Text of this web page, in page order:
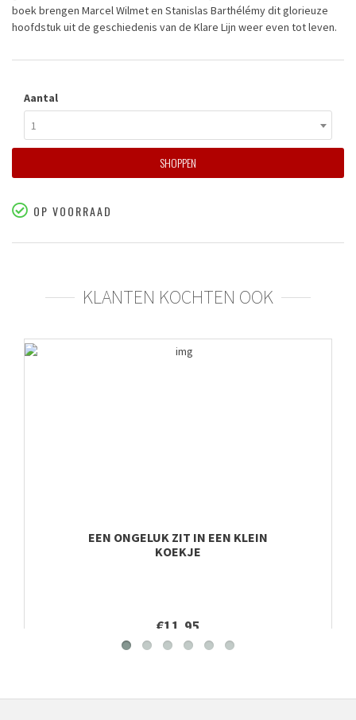
boek brengen Marcel Wilmet en Stanislas Barthélémy dit glorieuze
hoofdstuk uit de geschiedenis van de Klare Lijn weer even tot leven.
Aantal
1
SHOPPEN
OP VOORRAAD
KLANTEN KOCHTEN OOK
EEN ONGELUK ZIT IN EEN KLEIN
KOEKJE
€11,95